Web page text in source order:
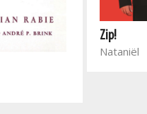
Zip!
Nataniël